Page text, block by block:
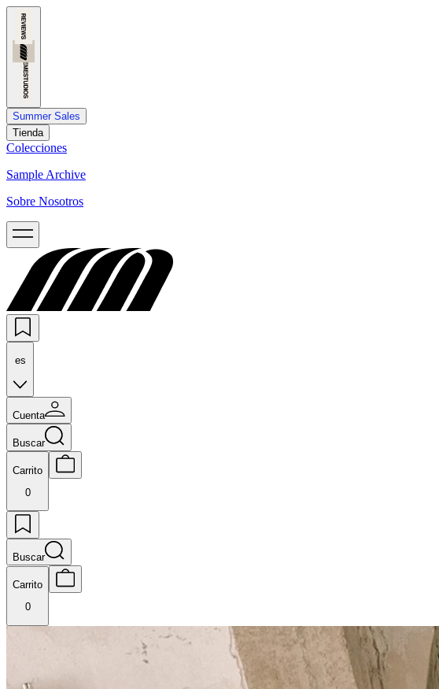
Summer Sales
Tienda
Colecciones
Sample Archive
Sobre Nosotros
es
Cuenta
Buscar
Carrito
0
Buscar
Carrito
0